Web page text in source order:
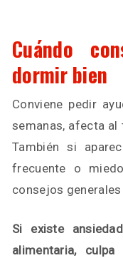
Cuándo
dormir bien
Conviene pedir
semanas, afecta al
También si
frecuente o
consejos
Si existe
alimentaria,